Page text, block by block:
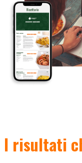
I risultati